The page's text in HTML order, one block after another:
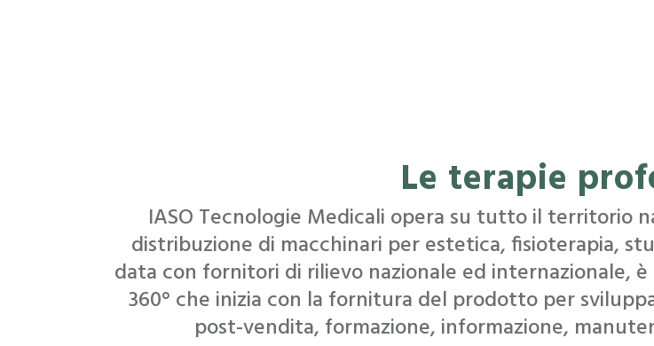
Le terapie
IASO Tecnologie Medicali opera su tutto il territorio
distribuzione di macchinari per estetica, fisioterapia,
data con fornitori di rilievo nazionale ed internazionale,
360° che inizia con la fornitura del prodotto per
post-vendita, formazione, informazione,